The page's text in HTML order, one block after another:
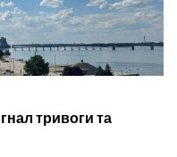
тривоги та